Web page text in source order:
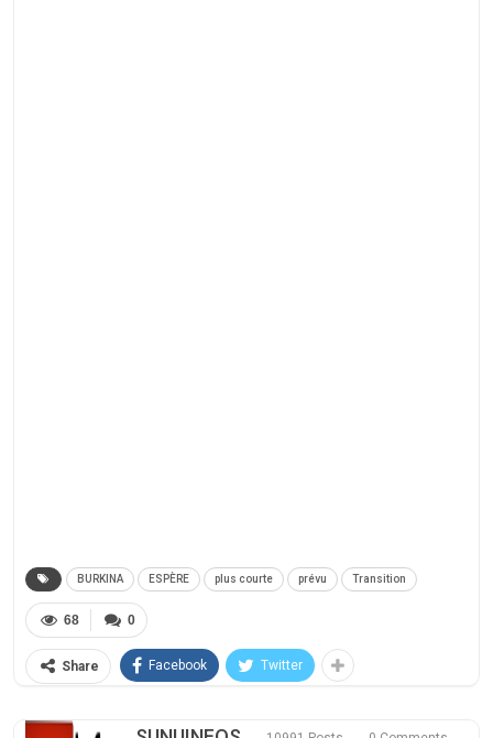
BURKINA ESPÈRE plus courte prévu Transition
0
68
Share Facebook Twitter